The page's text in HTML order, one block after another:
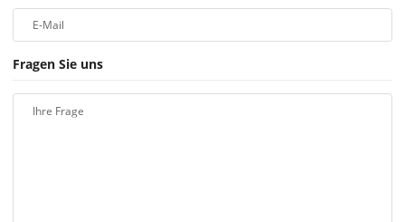
E-Mail
Fragen Sie uns
Ihre Frage